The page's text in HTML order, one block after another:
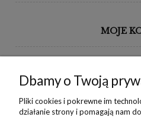
MOJE
BORIKA
MONIKA
Dbamy o Twoją
Pliki cookies i pokrewne im
działanie strony i pomagają nam